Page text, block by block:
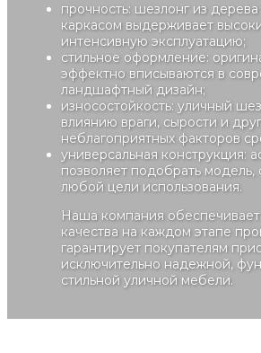
прочность: шезлонг из
каркасом выдерживает
интенсивную эксплуатацию;
стильное оформление:
эффектно вписываются в
ландшафтный дизайн;
износостойкость: уличный
влиянию враги, сырости и
неблагоприятных факторов
универсальная конструкция:
позволяет подобрать
любой цели использования.
Наша компания
качества на каждом этапе
гарантирует покупателям
исключительно надежной,
стильной уличной мебели.